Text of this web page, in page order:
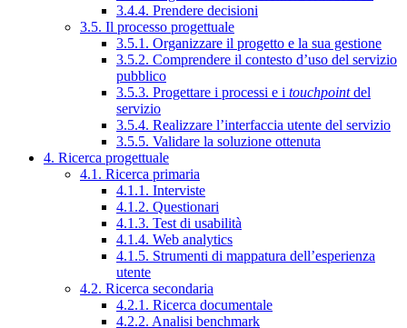
3.4.4. Prendere decisioni
3.5. Il processo progettuale
3.5.1. Organizzare il progetto e la sua gestione
3.5.2. Comprendere il contesto d’uso del servizio
pubblico
3.5.3. Progettare i processi e i touchpointdel
servizio
3.5.4. Realizzare l’interfaccia utente del servizio
3.5.5. Validare la soluzione ottenuta
4. Ricerca progettuale
4.1. Ricerca primaria
4.1.1. Interviste
4.1.2. Questionari
4.1.3. Test di usabilità
4.1.4. Web analytics
4.1.5. Strumenti di mappatura dell’esperienza
utente
4.2. Ricerca secondaria
4.2.1. Ricerca documentale
4.2.2. Analisi benchmark